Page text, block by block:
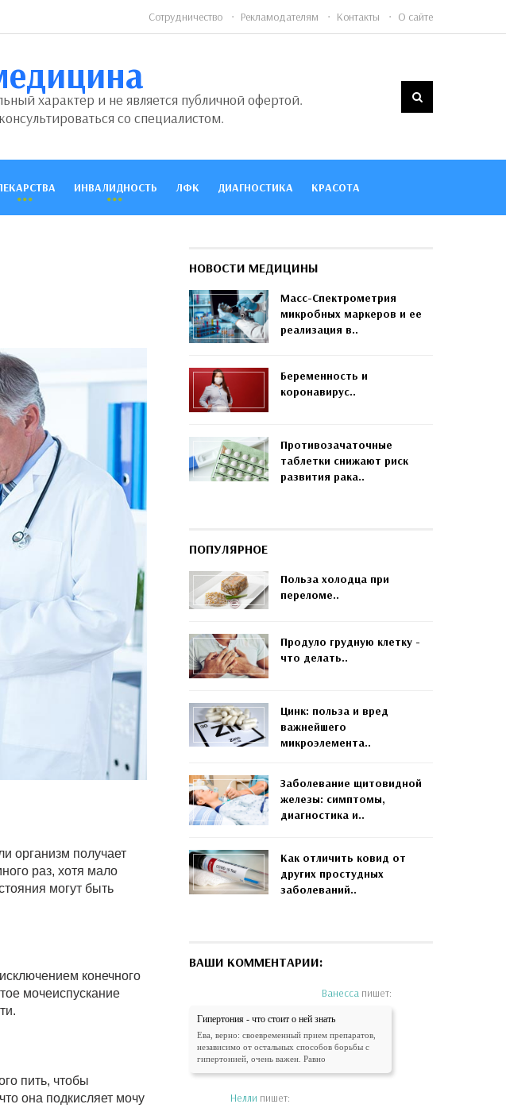
Сотрудничество Рекламодателям Контакты О сайте
характер и не является публичной офертой.
со специалистом.
ИНВАЛИДНОСТЬ ЛФК ДИАГНОСТИКА КРАСОТА
организм получает
раз, хотя мало
могут быть
конечного
мочеиспускание
пить, чтобы
она подкисляет мочу
НОВОСТИ МЕДИЦИНЫ
Масс-Спектрометрия
микробных маркеров и ее
реализация в..
Беременность и
коронавирус..
Противозачаточные
таблетки снижают риск
развития рака..
ПОПУЛЯРНОЕ
Польза холодца при
переломе..
Продуло грудную клетку -
что делать..
Цинк: польза и вред
важнейшего
микроэлемента..
Заболевание щитовидной
железы: симптомы,
диагностика и..
Как отличить ковид от
других простудных
заболеваний..
ВАШИ КОММЕНТАРИИ:
Ванесса пишет:
Гипертония - что стоит о ней знать
Ева, верно: своевременный прием препаратов,
независимо от остальных способов борьбы с
гипертонией, очень важен. Равно
Нелли пишет: